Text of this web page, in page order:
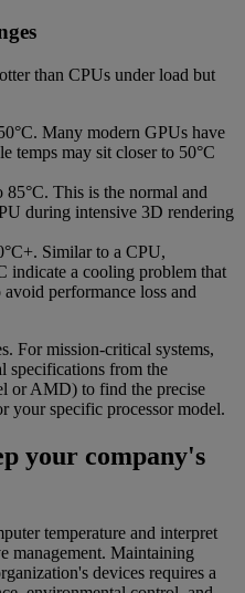
than CPUs under load but
Many modern GPUs have
temps may sit closer to 50°C
85°C. This is the normal and
during intensive 3D rendering
Similar to a CPU,
indicate a cooling problem that
performance loss and
For mission-critical systems,
specifications from the
or AMD) to find the precise
your specific processor model.
your company's
temperature and interpret
management. Maintaining
devices requires a